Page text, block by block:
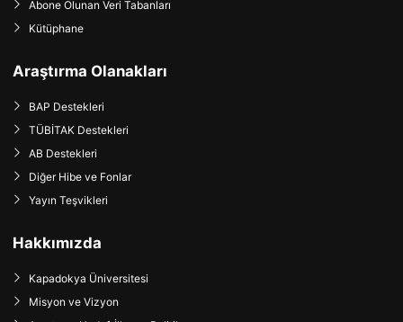
Abone Olunan Veri Tabanları
Kütüphane
Araştırma Olanakları
BAP Destekleri
TÜBİTAK Destekleri
AB Destekleri
Diğer Hibe ve Fonlar
Yayın Teşvikleri
Hakkımızda
Kapadokya Üniversitesi
Misyon ve Vizyon